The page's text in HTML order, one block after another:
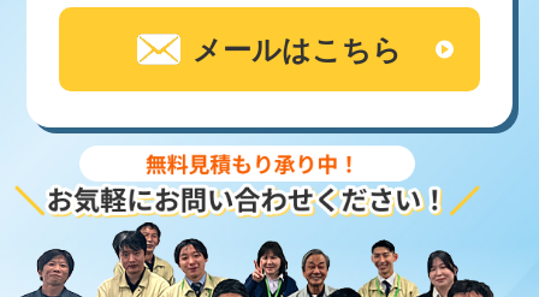
メールはこちら